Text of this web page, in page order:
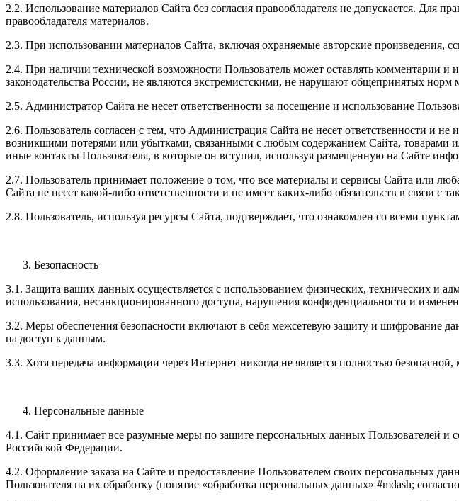
2.2. Использование материалов Сайта без согласия правообладателя не допускается. Для
правообладателя материалов.
2.3. При использовании материалов Сайта, включая охраняемые авторские произведения,
2.4. При наличии технической возможности Пользователь может оставлять комментарии
законодательства России, не являются экстремистскими, не нарушают общепринятых норм
2.5. Администратор Сайта не несет ответственности за посещение и использование
2.6. Пользователь согласен с тем, что Администрация Сайта не несет ответственности и
возникшими потерями или убытками, связанными с любым содержанием Сайта, товарами
иные контакты Пользователя, в которые он вступил, используя размещенную на Сайте
2.7. Пользователь принимает положение о том, что все материалы и сервисы Сайта или
Сайта не несет какой-либо ответственности и не имеет каких-либо обязательств в связи с
2.8. Пользователь, используя ресурсы Сайта, подтверждает, что ознакомлен со всеми
Безопасность
3.1. Защита ваших данных осуществляется с использованием физических, технических и
использования, несанкционированного доступа, нарушения конфиденциальности и
3.2. Меры обеспечения безопасности включают в себя межсетевую защиту и шифрование
на доступ к данным.
3.3. Хотя передача информации через Интернет никогда не является полностью
Персональные данные
4.1. Сайт принимает все разумные меры по защите персональных данных Пользователей и
Российской Федерации.
4.2. Оформление заказа на Сайте и предоставление Пользователем своих персональных
Пользователя на их обработку (понятие «обработка персональных данных» #mdash;